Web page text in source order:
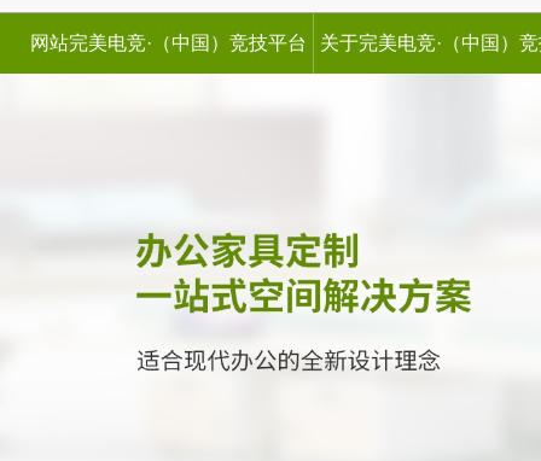
网站完美电竞·（中国）竞技平台 关于完美电竞·（中国）